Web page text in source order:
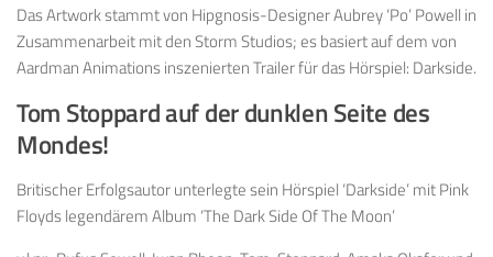
Das Artwork stammt von Hipgnosis-Designer Aubrey ‘Po’ Powell in
Zusammenarbeit mit den Storm Studios; es basiert auf dem von
Aardman Animations inszenierten Trailer für das Hörspiel: Darkside.
Tom Stoppard auf der dunklen Seite des
Mondes!
Britischer Erfolgsautor unterlegte sein Hörspiel ‘Darkside’ mit Pink
Floyds legendärem Album ‘The Dark Side Of The Moon’